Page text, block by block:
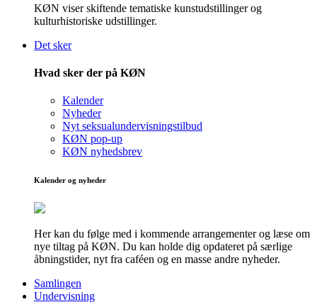
KØN viser skiftende tematiske kunstudstillinger og
kulturhistoriske udstillinger.
Det sker
Hvad sker der på KØN
Kalender
Nyheder
Nyt seksualundervisningstilbud
KØN pop-up
KØN nyhedsbrev
Kalender og nyheder
Her kan du følge med i kommende arrangementer og læse om
nye tiltag på KØN. Du kan holde dig opdateret på særlige
åbningstider, nyt fra caféen og en masse andre nyheder.
Samlingen
Undervisning